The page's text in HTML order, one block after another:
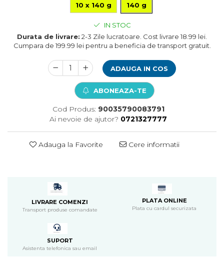
Neoane si LED-uri pentru acvarii
Incalzitoare
Sisteme CO2
Fertilizatori acvarii
Tratamente pesti acvariu
Furtune si conectori acvarii
Decoruri si plante artificiale
Accesorii acvarii
Piese de schimb
Colivii pentru pasari
10 x 140 g 140 g
IN STOC
Durata de livrare: 2-3 Zile lucratoare. Cost livrare 18.99 lei.
Cumpara de 199.99 lei pentru a beneficia de transport gratuit.
ADAUGA IN COS
ABONEAZA-TE
Cod Produs: 90035790083791
Ai nevoie de ajutor? 0721327777
Adauga la Favorite Cere informatii
LIVRARE COMENZI
Transport produse comandate
PLATA ONLINE
Plata cu cardul securizata
SUPORT
Asistenta telefonica sau email